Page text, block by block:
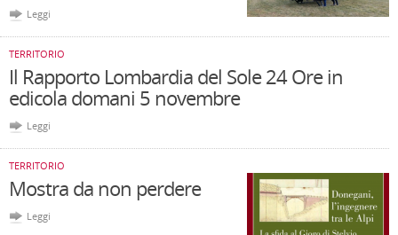
Leggi
TERRITORIO
Il Rapporto Lombardia del Sole 24 Ore in
edicola domani 5 novembre
Leggi
TERRITORIO
Mostra da non perdere
Leggi